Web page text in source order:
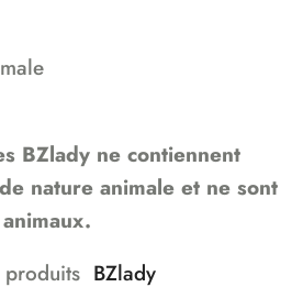
BZlady ne contiennent
nature animale et ne sont
produits BZlady